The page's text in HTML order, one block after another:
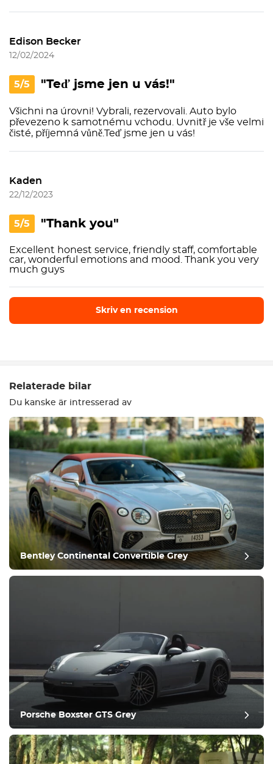
Edison Becker
12/02/2024
5/5 "Teď jsme jen u vás!"
Všichni na úrovni! Vybrali, rezervovali. Auto bylo
převezeno k samotnému vchodu. Uvnitř je vše velmi
čisté, příjemná vůně.Teď jsme jen u vás!
Kaden
22/12/2023
5/5 "Thank you"
Excellent honest service, friendly staff, comfortable
car, wonderful emotions and mood. Thank you very
much guys
Skriv en recension
Utrustning
Bekväm
Klimatkontroll
Kör
Villkor
postgranskning
Relaterade bilar
Du kanske är intresserad av
Bentley Continental Convertible Grey
Porsche Boxster GTS Grey